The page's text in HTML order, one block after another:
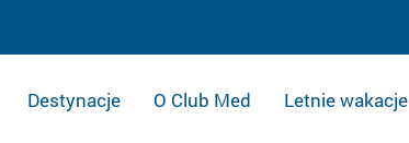
Destynacje O Club Med Letnie wakacje